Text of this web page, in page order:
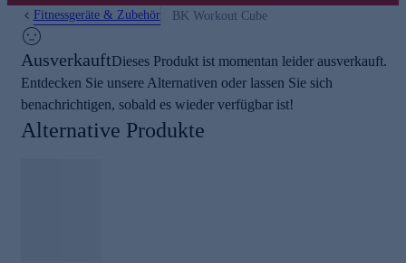
Fitnessgeräte & Zubehör BK Workout Cube
AusverkauftDieses Produkt ist momentan leider ausverkauft.
Entdecken Sie unsere Alternativen oder lassen Sie sich
benachrichtigen, sobald es wieder verfügbar ist!
Alternative Produkte